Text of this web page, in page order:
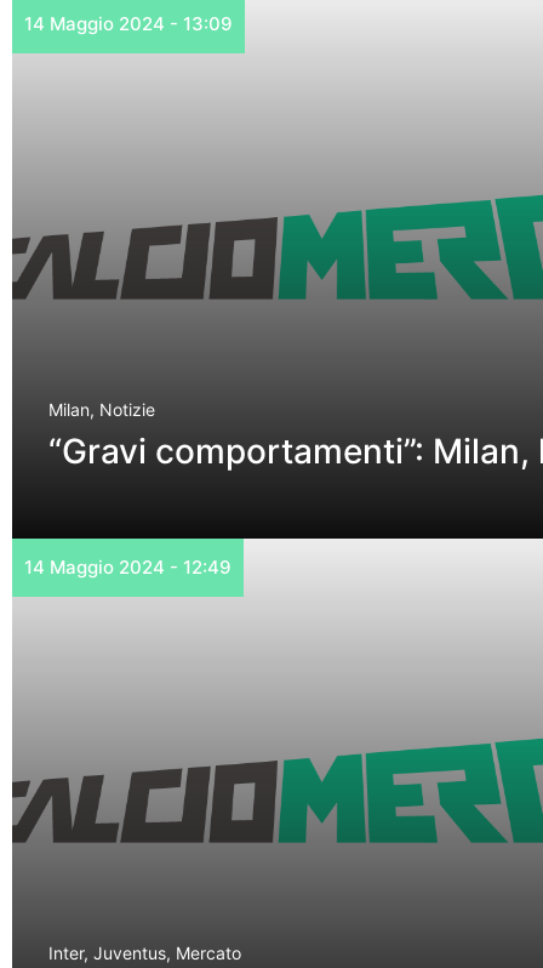
14 Maggio 2024 - 13:09
Milan, Notizie
“Gravi comportamenti”:
14 Maggio 2024 - 12:49
Inter, Juventus, Mercato